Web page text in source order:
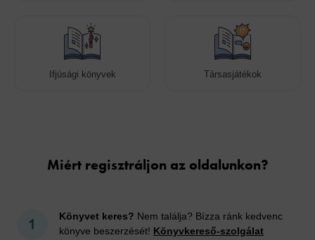
Ifjúsági könyvek Társasjátékok
Miért regisztráljon az oldalunkon?
Könyvet keres? Nem találja? Bízza ránk kedvenc
könyve beszerzését! Könyvkereső-szolgálat